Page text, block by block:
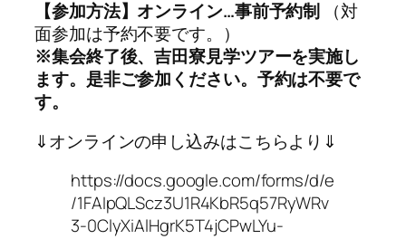
【参加方法】オンライン…事前予約制
（対
面参加は予約不要です。）
※集会終了後、吉田寮見学ツアーを実施し
ます。是非ご参加ください。予約は不要で
す。
⇓オンラインの申し込みはこちらより⇓
https://docs.google.com/forms/d/e
/1FAIpQLScz3U1R4KbR5q57RyWRv
3-0ClyXiAlHgrK5T4jCPwLYu-